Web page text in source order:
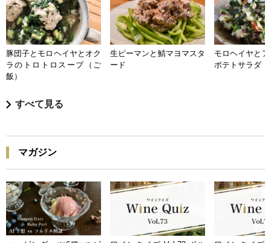
豚団子とモロヘイヤとオク
ラのトロトロスープ（ご
飯）
生ピーマンと鯖マヨマスタ
ード
モロヘイヤと
ポテトサラダ
すべて見る
マガジン